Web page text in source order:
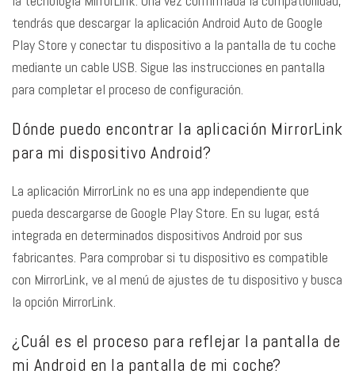
tendrás que descargar la aplicación Android Auto de Google
Play Store y conectar tu dispositivo a la pantalla de tu coche
mediante un cable USB. Sigue las instrucciones en pantalla
para completar el proceso de configuración.
Dónde puedo encontrar la aplicación MirrorLink
para mi dispositivo Android?
La aplicación MirrorLink no es una app independiente que
pueda descargarse de Google Play Store. En su lugar, está
integrada en determinados dispositivos Android por sus
fabricantes. Para comprobar si tu dispositivo es compatible
con MirrorLink, ve al menú de ajustes de tu dispositivo y busca
la opción MirrorLink.
¿Cuál es el proceso para reflejar la pantalla de
mi Android en la pantalla de mi coche?